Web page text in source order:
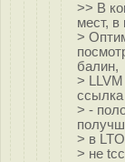
>> В
мест, в
>
балин,
>
> -
> в
> не